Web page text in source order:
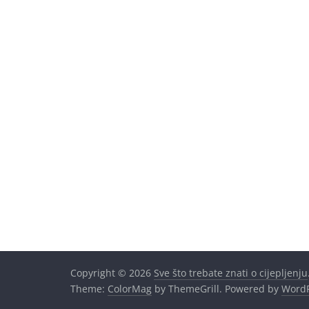
Copyright © 2026 Sve što trebate znati o cijepljenju
Theme: ColorMag by ThemeGrill. Powered by